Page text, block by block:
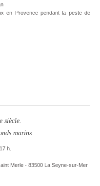
Provence pendant la peste de
siècle.
marins.
h.
Merle - 83500 La Seyne-sur-Mer